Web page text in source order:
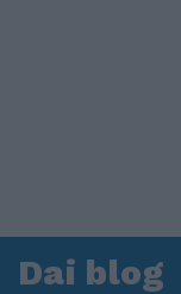
Dai blog